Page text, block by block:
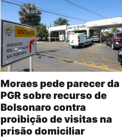
Moraes pede parecer da
PGR sobre recurso de
Bolsonaro contra
proibição de visitas na
prisão domiciliar